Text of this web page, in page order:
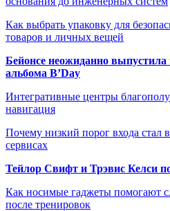
Как выбрать упаковку для
товаров и личных вещей
Бейонсе неожиданно
альбома B’Day
Интегративные центры
навигация
Почему низкий порог входа
сервисах
Тейлор Свифт и Трэвис Келси
Как носимые гаджеты помогают
после тренировок